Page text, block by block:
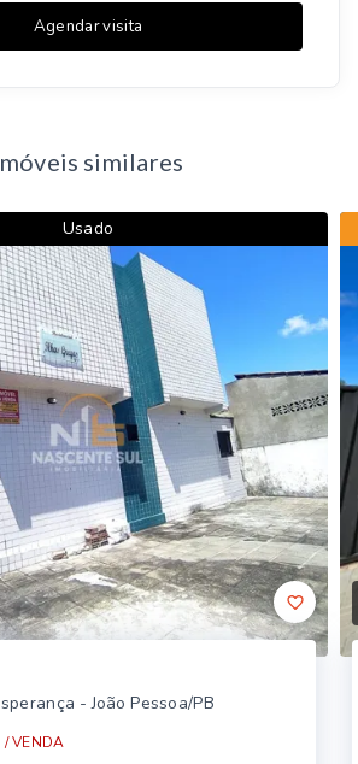
Agendar visita
similares
Usado
- João Pessoa/PB
/ VENDA